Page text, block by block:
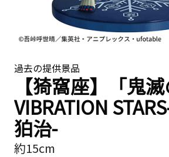
過去の提供景品
【猗窩座】「鬼滅
VIBRATION
狛治-
約15cm